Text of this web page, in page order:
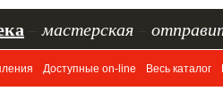
мастерская
Доступные on-line Весь каталог